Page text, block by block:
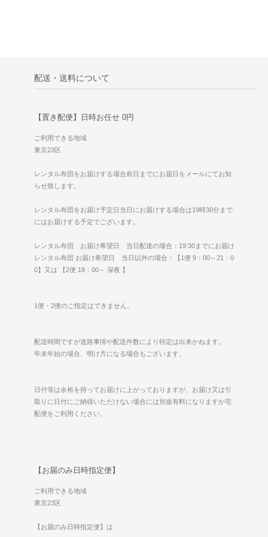
配送・送料について
【置き配便】日時お任せ 0円
ご利用できる地域
東京23区
レンタル布団をお届けする場合前日までにお届日をメールにてお知
らせ致します。
レンタル布団をお届け予定日当日にお届けする場合は19時30分まで
にはお届けする予定でございます。
レンタル布団 お届け希望日 当日配達の場合：19:30までにお届け
レンタル布団 お届け希望日 当日以外の場合：【1便 9：00～21：0
0】又は 【2便 18：00～ 深夜 】
1便・2便のご指定はできません。
配送時間ですが道路事情や配送件数により特定は出来かねます。
年末年始の場合、明け方になる場合もございます。
日付等は余裕を持ってお届けに上がっておりますが、お届け又は引
取りに日付にご納得いただけない場合には別途有料になりますか宅
配便をご利用ください。
【お届のみ日時指定便】
ご利用できる地域
東京23区
【お届のみ日時指定便】は